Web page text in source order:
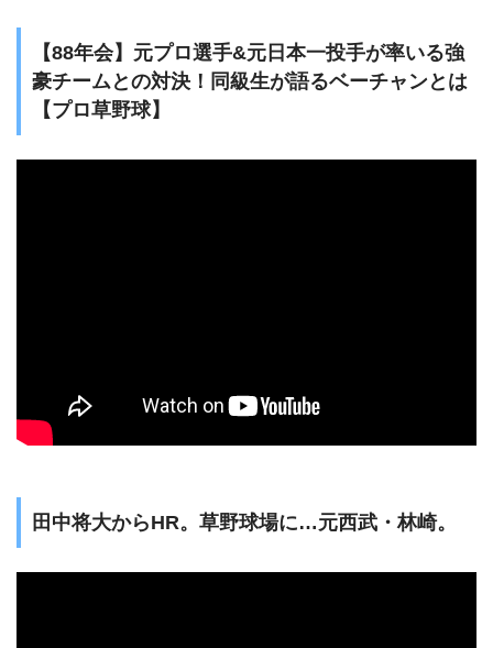
【88年会】元プロ選手&元日本一投手が率いる強
豪チームとの対決！同級生が語るベーチャンとは
【プロ草野球】
田中将大からHR。草野球場に…元西武・林崎。